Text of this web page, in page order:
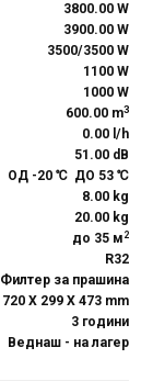
3800.00 W
3900.00 W
3500/3500 W
1100 W
1000 W
600.00 m3
0.00 l/h
51.00 dB
ОД -20 ℃ ДО 53 ℃
8.00 kg
20.00 kg
до 35 м2
R32
Филтер за прашина
720 X 299 X 473 mm
3 години
Веднаш - на лагер